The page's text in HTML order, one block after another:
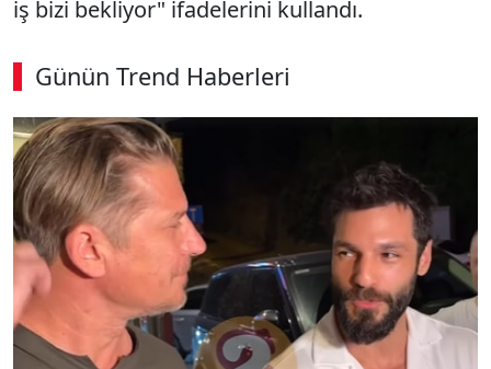
iş bizi bekliyor" ifadelerini kullandı.
Günün Trend Haberleri
00:02 / 08:43